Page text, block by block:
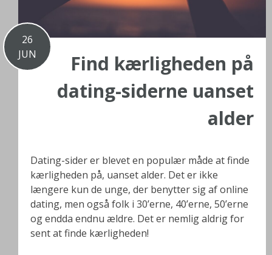
26
JUN
Find kærligheden på
dating-siderne uanset
alder
Dating-sider er blevet en populær måde at finde
kærligheden på, uanset alder. Det er ikke
længere kun de unge, der benytter sig af online
dating, men også folk i 30’erne, 40’erne, 50’erne
og endda endnu ældre. Det er nemlig aldrig for
sent at finde kærligheden!